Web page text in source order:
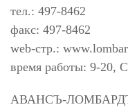
тел.: 497-8462
факс: 497-8462
web-стр.:
время работы: 9-20,
АВАНСЪ-